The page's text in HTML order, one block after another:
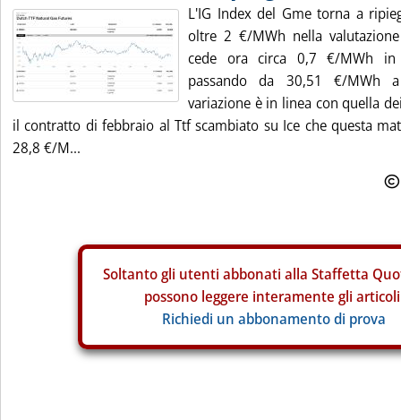
L'IG Index del Gme torna a
oltre 2 €/MWh nella
cede ora circa 0,7 €/MWh in
passando da 30,51 €/MWh
variazione è in linea con quella
il contratto di febbraio al Ttf scambiato su Ice che questa
28,8 €/M...
Soltanto gli utenti abbonati alla Staffetta
possono leggere interamente gli
Richiedi un abbonamento di prova